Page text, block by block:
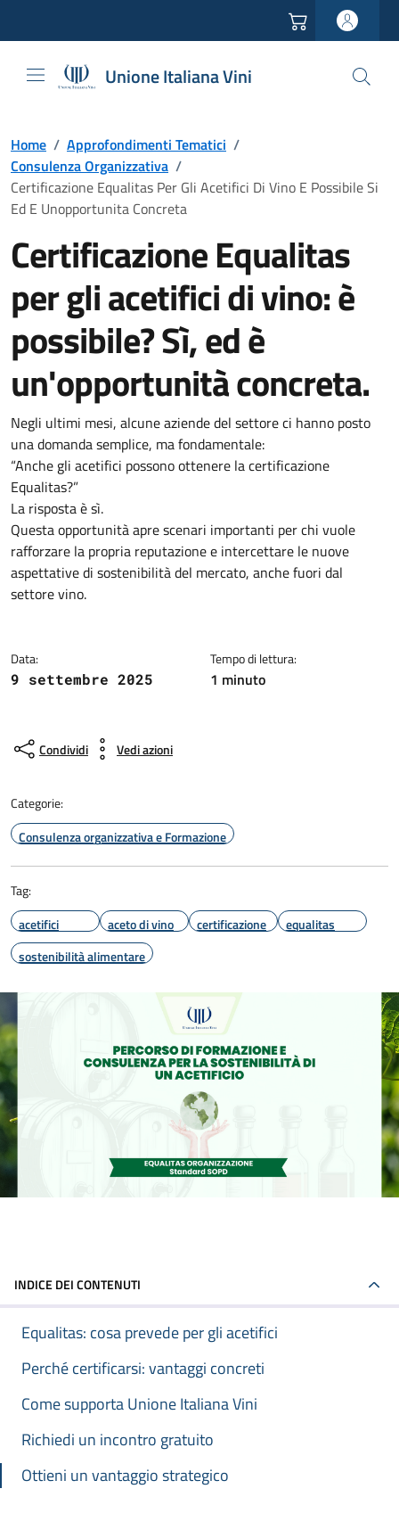
Unione Italiana Vini
Home / Approfondimenti Tematici /
Consulenza Organizzativa /
Certificazione Equalitas Per Gli Acetifici Di Vino E Possibile Si
Ed E Unopportunita Concreta
Certificazione Equalitas
per gli acetifici di vino: è
possibile? Sì, ed è
un'opportunità concreta.
Negli ultimi mesi, alcune aziende del settore ci hanno posto
una domanda semplice, ma fondamentale:
“Anche gli acetifici possono ottenere la certificazione
Equalitas?”
La risposta è sì.
Questa opportunità apre scenari importanti per chi vuole
rafforzare la propria reputazione e intercettare le nuove
aspettative di sostenibilità del mercato, anche fuori dal
settore vino.
Data:
9 settembre 2025
Tempo di lettura:
1 minuto
Condividi Vedi azioni
Categorie:
Consulenza organizzativa e Formazione
Tag:
acetifici
aceto di vino certificazione
equalitas
sostenibilità alimentare
INDICE DEI CONTENUTI
Equalitas: cosa prevede per gli acetifici
Perché certificarsi: vantaggi concreti
Come supporta Unione Italiana Vini
Richiedi un incontro gratuito
Ottieni un vantaggio strategico